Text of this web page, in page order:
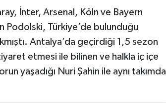
İnter, Arsenal, Köln ve Bayern
Podolski, Türkiye’de bulunduğu
Antalya’da geçirdiği 1,5 sezon
etmesi ile bilinen ve halkla iç içe
yaşadığı Nuri Şahin ile aynı takımda